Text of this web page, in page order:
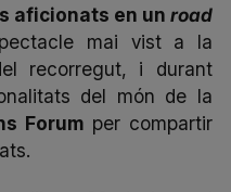
aficionats en un road
mai vist a la
recorregut, i durant
del món de la
Forum per compartir